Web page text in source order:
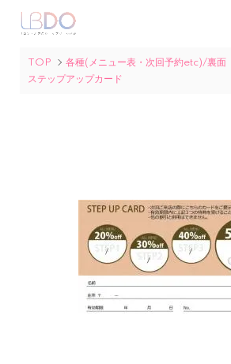
TOP
各種(メニュー表・次回予約etc)/裏面
ステップアップカード